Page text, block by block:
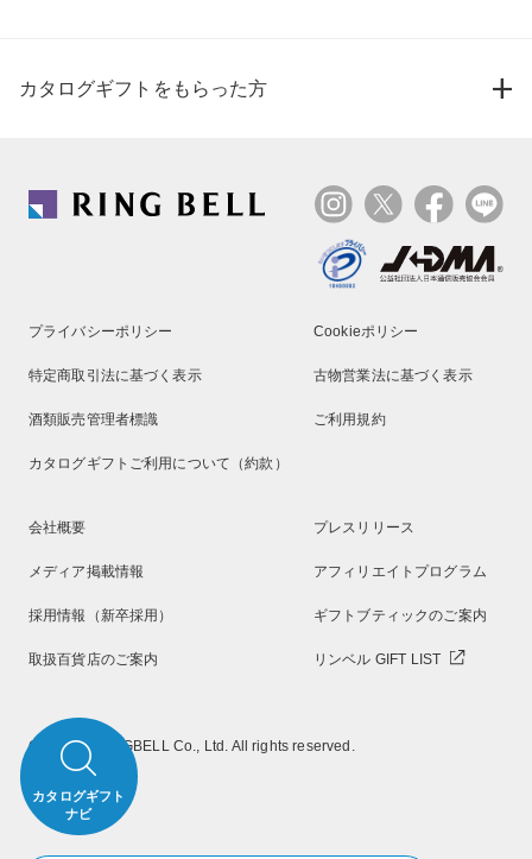
カタログギフトをもらった方
プライバシーポリシー Cookieポリシー
特定商取引法に基づく表示 古物営業法に基づく表示
酒類販売管理者標識 ご利用規約
カタログギフトご利用について（約款）
会社概要 プレスリリース
メディア掲載情報 アフィリエイトプログラム
採用情報（新卒採用） ギフトブティックのご案内
取扱百貨店のご案内 リンベル GIFT LIST
Copyright RINGBELL Co., Ltd. All rights reserved.
カタログギフト
ナビ